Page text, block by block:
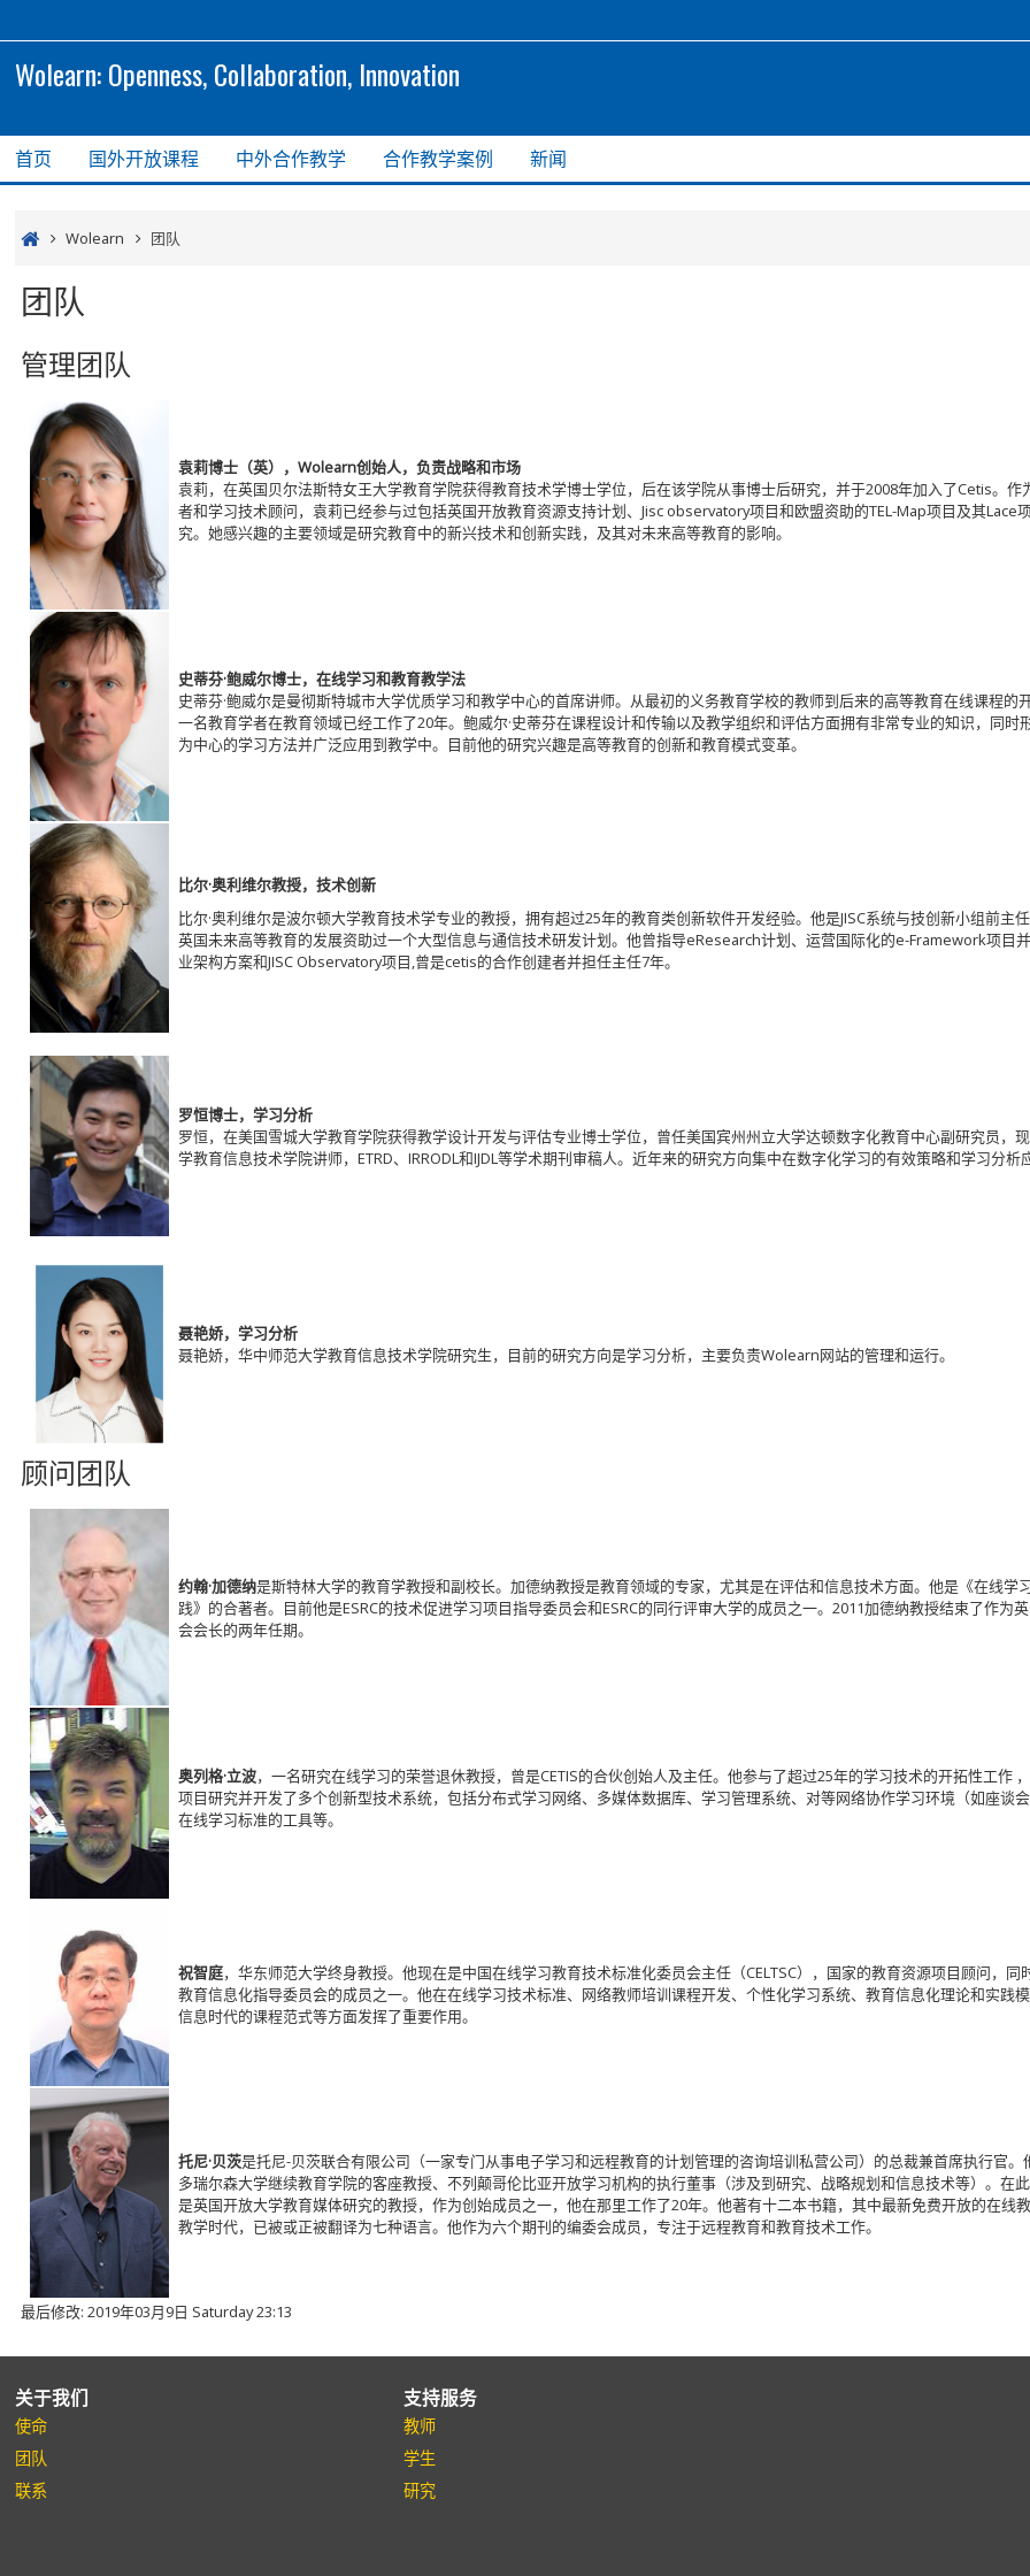
Wolearn: Openness, Collaboration, Innovation
首页 国外开放课程 中外合作教学 合作教学案例 新闻
Wolearn 团队
团队
管理团队
袁莉博士（英），Wolearn创始人，负责战略和市场
袁莉，在英国贝尔法斯特女王大学教育学院获得教育技术学博士学位，后在该学院从事博士后研究，并于2008年加入了Cetis。作
者和学习技术顾问，袁莉已经参与过包括英国开放教育资源支持计划、Jisc observatory项目和欧盟资助的TEL-Map项目及其Lace
究。她感兴趣的主要领域是研究教育中的新兴技术和创新实践，及其对未来高等教育的影响。
史蒂芬·鲍威尔博士，在线学习和教育教学法
史蒂芬·鲍威尔是曼彻斯特城市大学优质学习和教学中心的首席讲师。从最初的义务教育学校的教师到后来的高等教育在线课程的
一名教育学者在教育领域已经工作了20年。鲍威尔·史蒂芬在课程设计和传输以及教学组织和评估方面拥有非常专业的知识，同时
为中心的学习方法并广泛应用到教学中。目前他的研究兴趣是高等教育的创新和教育模式变革。
比尔·奥利维尔教授，技术创新
比尔·奥利维尔是波尔顿大学教育技术学专业的教授，拥有超过25年的教育类创新软件开发经验。他是JISC系统与技创新小组前主
英国未来高等教育的发展资助过一个大型信息与通信技术研发计划。他曾指导eResearch计划、运营国际化的e-Framework项目并
业架构方案和JISC Observatory项目,曾是cetis的合作创建者并担任主任7年。
罗恒博士，学习分析
罗恒，在美国雪城大学教育学院获得教学设计开发与评估专业博士学位，曾任美国宾州州立大学达顿数字化教育中心副研究员，
学教育信息技术学院讲师，ETRD、IRRODL和IJDL等学术期刊审稿人。近年来的研究方向集中在数字化学习的有效策略和学习分析
聂艳娇，学习分析
聂艳娇，华中师范大学教育信息技术学院研究生，目前的研究方向是学习分析，主要负责Wolearn网站的管理和运行。
顾问团队
约翰·加德纳是斯特林大学的教育学教授和副校长。加德纳教授是教育领域的专家，尤其是在评估和信息技术方面。他是《在线学
践》的合著者。目前他是ESRC的技术促进学习项目指导委员会和ESRC的同行评审大学的成员之一。2011加德纳教授结束了作为
会会长的两年任期。
奥列格·立波，一名研究在线学习的荣誉退休教授，曾是CETIS的合伙创始人及主任。他参与了超过25年的学习技术的开拓性工作
项目研究并开发了多个创新型技术系统，包括分布式学习网络、多媒体数据库、学习管理系统、对等网络协作学习环境（如座谈
在线学习标准的工具等。
祝智庭，华东师范大学终身教授。他现在是中国在线学习教育技术标准化委员会主任（CELTSC），国家的教育资源项目顾问，同
教育信息化指导委员会的成员之一。他在在线学习技术标准、网络教师培训课程开发、个性化学习系统、教育信息化理论和实践
信息时代的课程范式等方面发挥了重要作用。
托尼·贝茨是托尼-贝茨联合有限公司（一家专门从事电子学习和远程教育的计划管理的咨询培训私营公司）的总裁兼首席执行官。
多瑞尔森大学继续教育学院的客座教授、不列颠哥伦比亚开放学习机构的执行董事（涉及到研究、战略规划和信息技术等）。在
是英国开放大学教育媒体研究的教授，作为创始成员之一，他在那里工作了20年。他著有十二本书籍，其中最新免费开放的在线
教学时代，已被或正被翻译为七种语言。他作为六个期刊的编委会成员，专注于远程教育和教育技术工作。
最后修改: 2019年03月9日 Saturday 23:13
关于我们
使命
团队
联系
支持服务
教师
学生
研究